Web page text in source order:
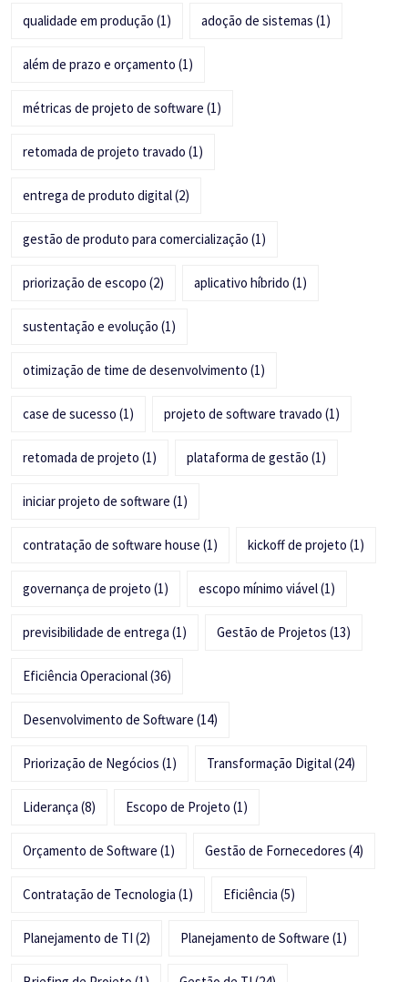
qualidade em produção (1) adoção de sistemas (1)
além de prazo e orçamento (1)
métricas de projeto de software (1)
retomada de projeto travado (1)
entrega de produto digital(2)
gestão de produto para comercialização (1)
priorização de escopo (2) aplicativo híbrido (1)
sustentação e evolução (1)
otimização de time de desenvolvimento (1)
case de sucesso (1) projeto de software travado (1)
retomada de projeto (1) plataforma de gestão (1)
iniciar projeto de software (1)
contratação de software house (1) kickoff de projeto (1)
governança de projeto (1) escopo mínimo viável(1)
previsibilidade de entrega (1) Gestão de Projetos (13)
Eficiência Operacional(36)
Desenvolvimento de Software (14)
Priorização de Negócios (1) Transformação Digital(24)
Liderança (8) Escopo de Projeto (1)
Orçamento de Software (1) Gestão de Fornecedores (4)
Contratação de Tecnologia (1) Eficiência (5)
Planejamento de TI (2) Planejamento de Software (1)